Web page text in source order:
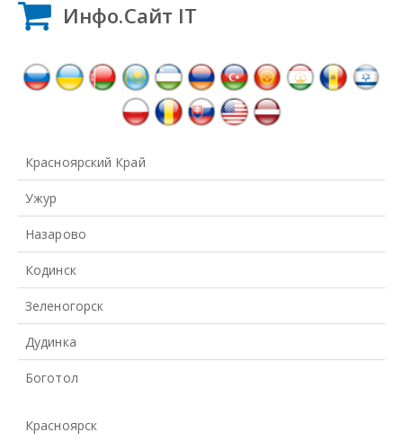
Инфо.Сайт IT
Красноярский Край
Ужур
Назарово
Кодинск
Зеленогорск
Дудинка
Боготол
Красноярск